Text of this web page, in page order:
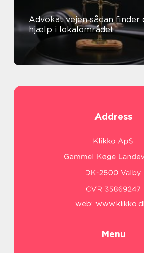
Advokat vejen sådan finder du den rette
hjælp i lokalområdet
Address
web:
Menu